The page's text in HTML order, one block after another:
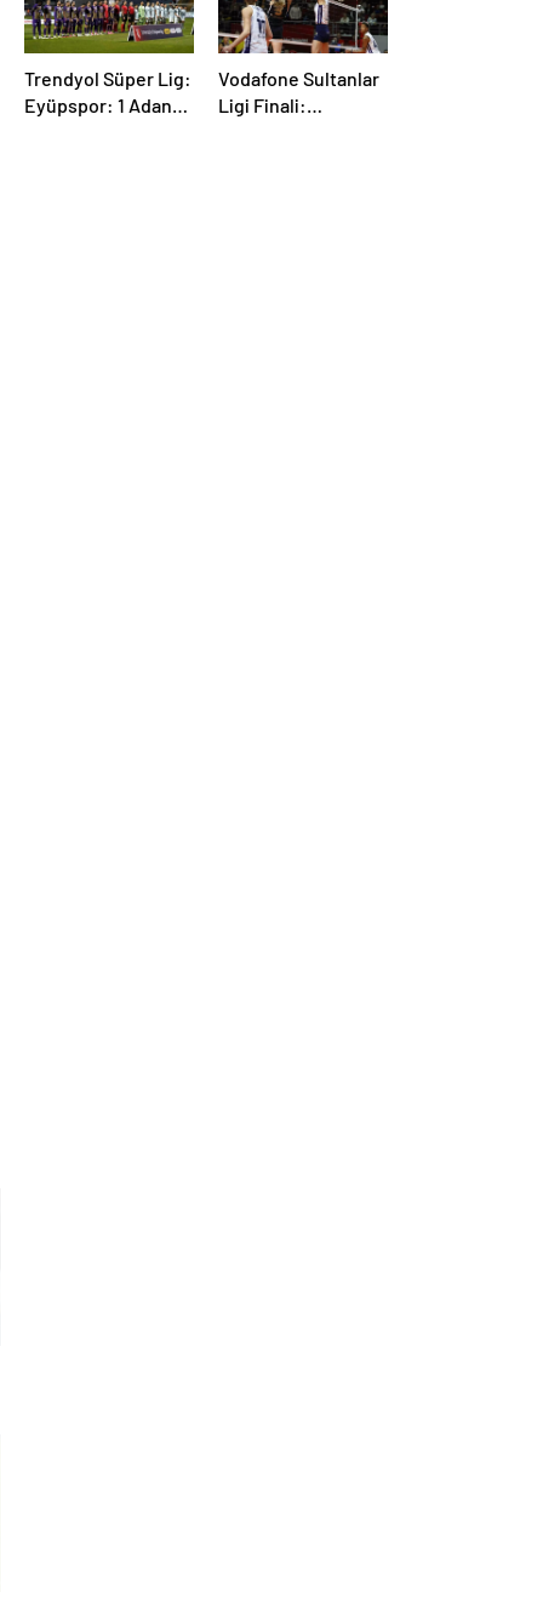
Trendyol Süper Lig:
Eyüpspor: 1 Adana
Vodafone Sultanlar
Ligi Finali: